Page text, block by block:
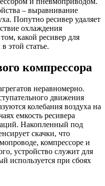
– выравнивание
Попутно ресивер удаляет
охлаждения
какой ресивер для
этой статье.
компрессора
неравномерно.
движения
колебания воздуха на
емкость ресивера
Накопленный под
скачки, что
компрессоре и
устройство служит для
используется при сбоях